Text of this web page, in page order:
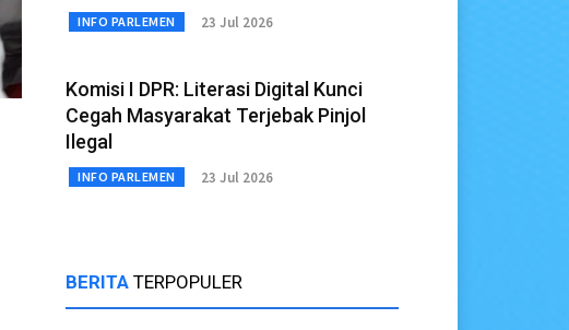
INFO PARLEMEN 23 Jul 2026
Komisi I DPR: Literasi Digital Kunci
Cegah Masyarakat Terjebak Pinjol
Ilegal
INFO PARLEMEN 23 Jul 2026
BERITA TERPOPULER